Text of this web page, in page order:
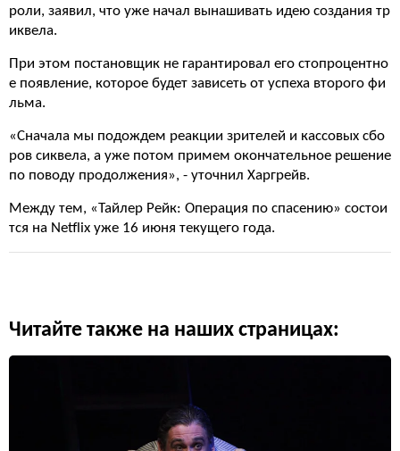
роли, заявил, что уже начал вынашивать идею создания тр
иквела.
При этом постановщик не гарантировал его стопроцентно
е появление, которое будет зависеть от успеха второго фи
льма.
«Сначала мы подождем реакции зрителей и кассовых сбо
ров сиквела, а уже потом примем окончательное решение
по поводу продолжения», - уточнил Харгрейв.
Между тем, «Тайлер Рейк: Операция по спасению» состои
тся на Netflix уже 16 июня текущего года.
Читайте также на наших страницах: